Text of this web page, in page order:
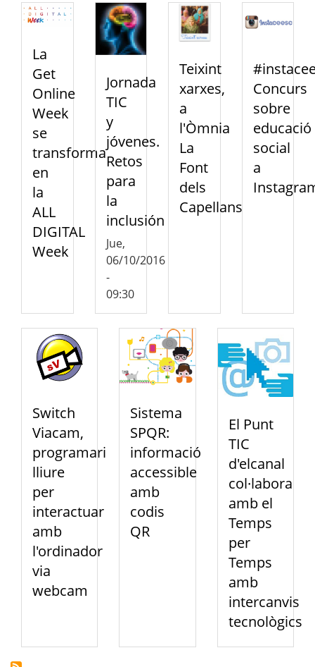
La
Get
Online
Week
se
transforma
en
la
ALL
DIGITAL
Week
Jornada
TIC
y
jóvenes.
Retos
para
la
inclusión
Jue,
06/10/2016
-
09:30
Teixint
xarxes,
a
l'Òmnia
La
Font
dels
Capellans
Concurs
sobre
educació
social
a
Switch
Viacam,
programari
lliure
per
interactuar
amb
l'ordinador
via
webcam
Sistema
SPQR:
informació
accessible
amb
codis
QR
El Punt
TIC
d'elcanal
col·labora
amb el
Temps
per
Temps
amb
intercanvis
tecnològics